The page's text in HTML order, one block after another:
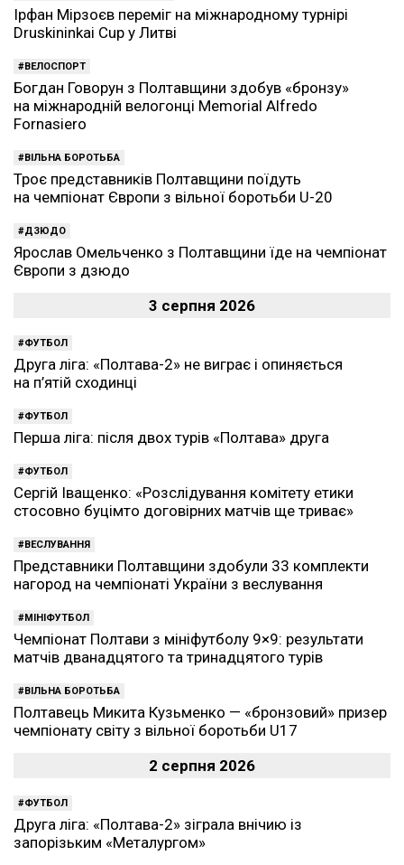
Ірфан Мірзоєв переміг на міжнародному турнірі
Druskininkai Cup у Литві
ВЕЛОСПОРТ
Богдан Говорун з Полтавщини здобув «бронзу»
на міжнародній велогонці Memorial Alfredo
Fornasiero
ВІЛЬНА БОРОТЬБА
Троє представників Полтавщини поїдуть
на чемпіонат Європи з вільної боротьби U-20
ДЗЮДО
Ярослав Омельченко з Полтавщини їде на чемпіонат
Європи з дзюдо
3 серпня 2026
ФУТБОЛ
Друга ліга: «Полтава-2» не виграє і опиняється
на п’ятій сходинці
ФУТБОЛ
Перша ліга: після двох турів «Полтава» друга
ФУТБОЛ
Сергій Іващенко: «Розслідування комітету етики
стосовно буцімто договірних матчів ще триває»
ВЕСЛУВАННЯ
Представники Полтавщини здобули 33 комплекти
нагород на чемпіонаті України з веслування
МІНІФУТБОЛ
Чемпіонат Полтави з мініфутболу 9×9: результати
матчів дванадцятого та тринадцятого турів
ВІЛЬНА БОРОТЬБА
Полтавець Микита Кузьменко — «бронзовий» призер
чемпіонату світу з вільної боротьби U17
2 серпня 2026
ФУТБОЛ
Друга ліга: «Полтава-2» зіграла внічию із
запорізьким «Металургом»